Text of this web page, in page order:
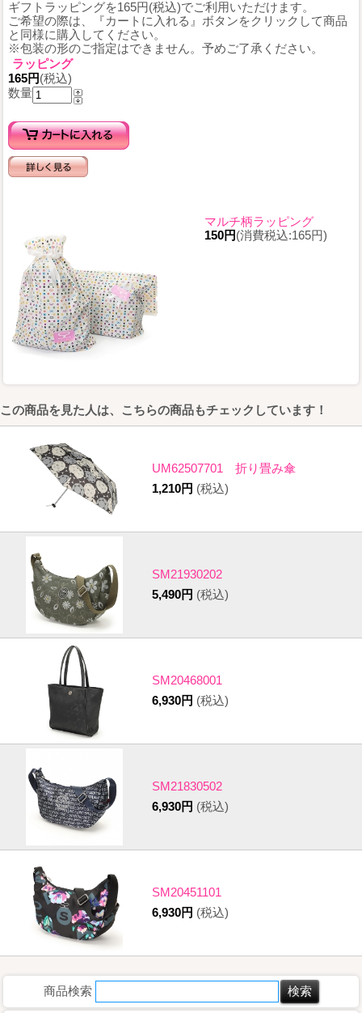
ギフトラッピングを165円(税込)でご利用いただけます。
ご希望の際は、『カートに入れる』ボタンをクリックして商品
と同様に購入してください。
※包装の形のご指定はできません。予めご了承ください。
ラッピング
165円(税込)
数量
マルチ柄ラッピング
150円(消費税込:165円)
この商品を見た人は、こちらの商品もチェックしています！
UM62507701 折り畳み傘
1,210円 (税込)
SM21930202
5,490円 (税込)
SM20468001
6,930円 (税込)
SM21830502
6,930円 (税込)
SM20451101
6,930円 (税込)
商品検索